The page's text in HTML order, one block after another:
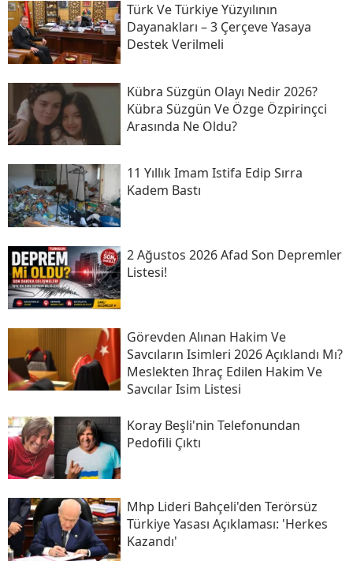
Türk Ve Türkiye Yüzyılının
Dayanakları – 3 Çerçeve Yasaya
Destek Verilmeli
Kübra Süzgün Olayı Nedir 2026?
Kübra Süzgün Ve Özge Özpirinçci
Arasında Ne Oldu?
11 Yıllık Imam Istifa Edip Sırra
Kadem Bastı
2 Ağustos 2026 Afad Son Depremler
Listesi!
Görevden Alınan Hakim Ve
Savcıların Isimleri 2026 Açıklandı Mı?
Meslekten Ihraç Edilen Hakim Ve
Savcılar Isim Listesi
Koray Beşli'nin Telefonundan
Pedofili Çıktı
Mhp Lideri Bahçeli'den Terörsüz
Türkiye Yasası Açıklaması: 'herkes
Kazandı'